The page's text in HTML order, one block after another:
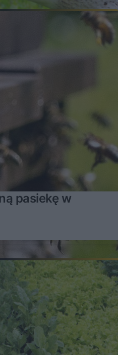
pasiekę w